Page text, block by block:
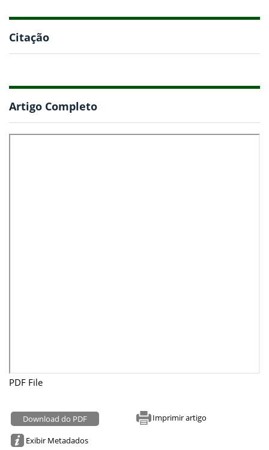
Citação
Artigo Completo
PDF File
Download do PDF Imprimir artigo
Exibir Metadados